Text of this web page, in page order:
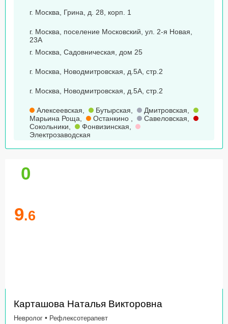
г. Москва, Грина, д. 28, корп. 1
г. Москва, поселение Московский, ул. 2-я Новая,
23А
г. Москва, Садовническая, дом 25
г. Москва, Новодмитровская, д.5А, стр.2
г. Москва, Новодмитровская, д.5А, стр.2
Алексеевская Бутырская Дмитровская
Марьина Роща
Останкино Савеловская
Сокольники
Фонвизинская
Электрозаводская
0
9.6
Карташова Наталья Викторовна
Невролог • Рефлексотерапевт